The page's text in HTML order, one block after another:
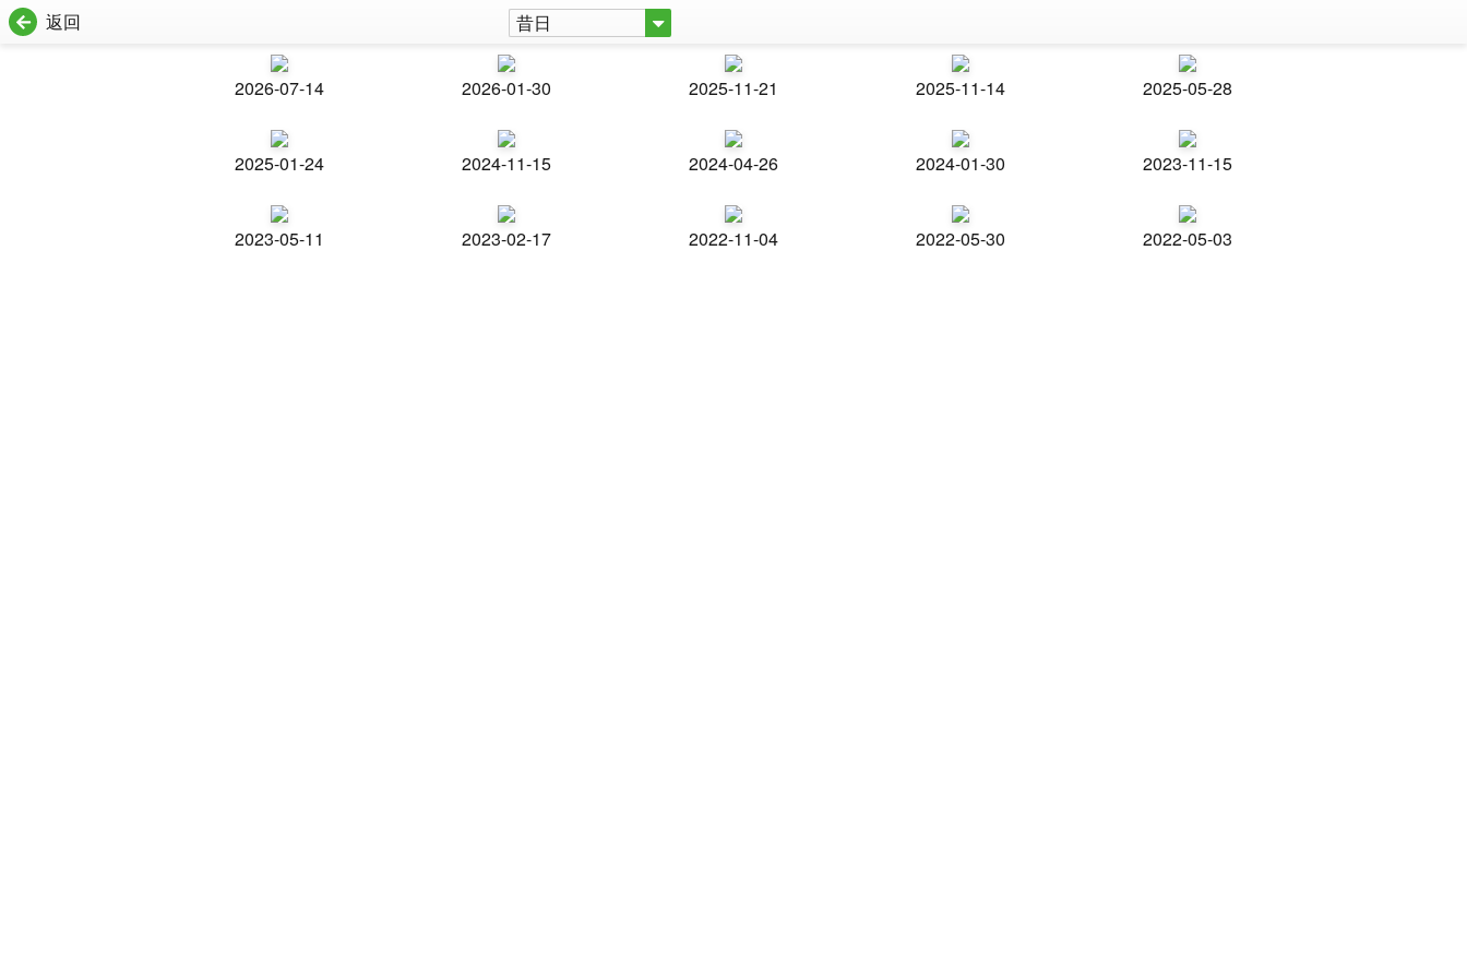
返回 昔日
2026-07-14 2026-01-30 2025-11-21 2025-11-14 2025-05-28
2025-01-24 2024-11-15 2024-04-26 2024-01-30 2023-11-15
2023-05-11 2023-02-17 2022-11-04 2022-05-30 2022-05-03